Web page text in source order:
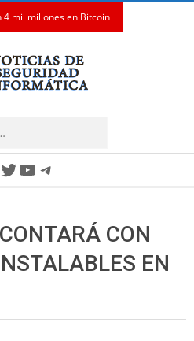
4 mil millones en Bitcoin
Twitter
YouTube
Telegram
CON
EN